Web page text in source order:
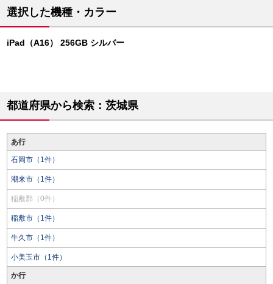
選択した機種・カラー
iPad（A16） 256GB シルバー
都道府県から検索：茨城県
あ行
石岡市（1件）
潮来市（1件）
稲敷郡（0件）
稲敷市（1件）
牛久市（1件）
小美玉市（1件）
か行